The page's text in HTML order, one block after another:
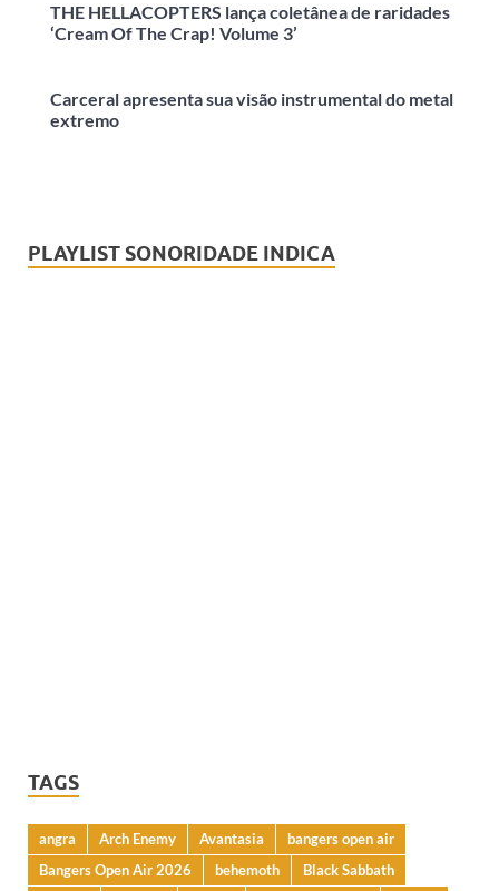
THE HELLACOPTERS lança coletânea de raridades
‘Cream Of The Crap! Volume 3’
Carceral apresenta sua visão instrumental do metal
extremo
PLAYLIST SONORIDADE INDICA
TAGS
angra Arch Enemy Avantasia
bangers open air
Bangers Open Air 2026
behemoth
Black Sabbath